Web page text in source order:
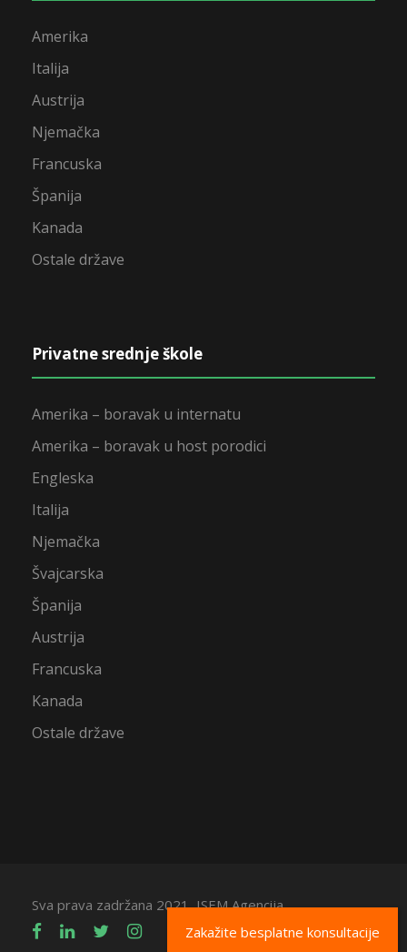
Amerika
Italija
Austrija
Njemačka
Francuska
Španija
Kanada
Ostale države
Privatne srednje škole
Amerika – boravak u internatu
Amerika – boravak u host porodici
Engleska
Italija
Njemačka
Švajcarska
Španija
Austrija
Francuska
Kanada
Ostale države
Sva prava zadržana 2021, ISEM Agencija
Zakažite besplatne konsultacije